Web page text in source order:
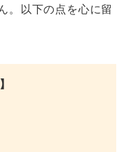
。以下の点を心に留